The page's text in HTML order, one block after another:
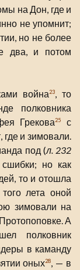
на Дон, где и
не упомнит;
но не более
два, и потом
война23, то
полковника
Грекова25
с
где и зимовали.
под (л. 232
но как
то и отошла
лета оной
зимовали на
А
полковник
в каманду
оных28, — в